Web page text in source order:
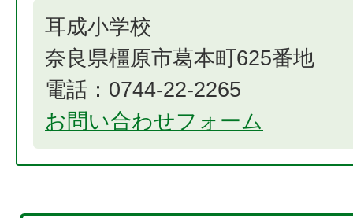
耳成小学校
奈良県橿原市葛本町625番地
電話：0744-22-2265
お問い合わせフォーム